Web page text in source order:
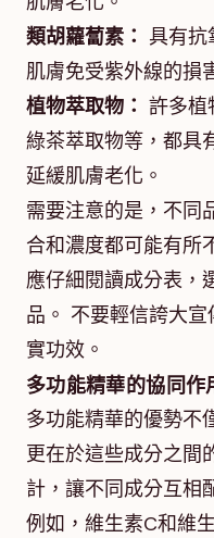
類胡蘿蔔素： 具有抗
肌膚免受紫外線的損
植物萃取物： 許多植
綠茶萃取物等，都具
延緩肌膚老化。
需要注意的是，不同
合和濃度都可能有所
應仔細閱讀成分表，
品。 不要輕信誇大
實功效。
多功能精華的協同
多功能精華的優勢不
更在於這些成分之間
計，讓不同成分互相
例如，維生素C和維